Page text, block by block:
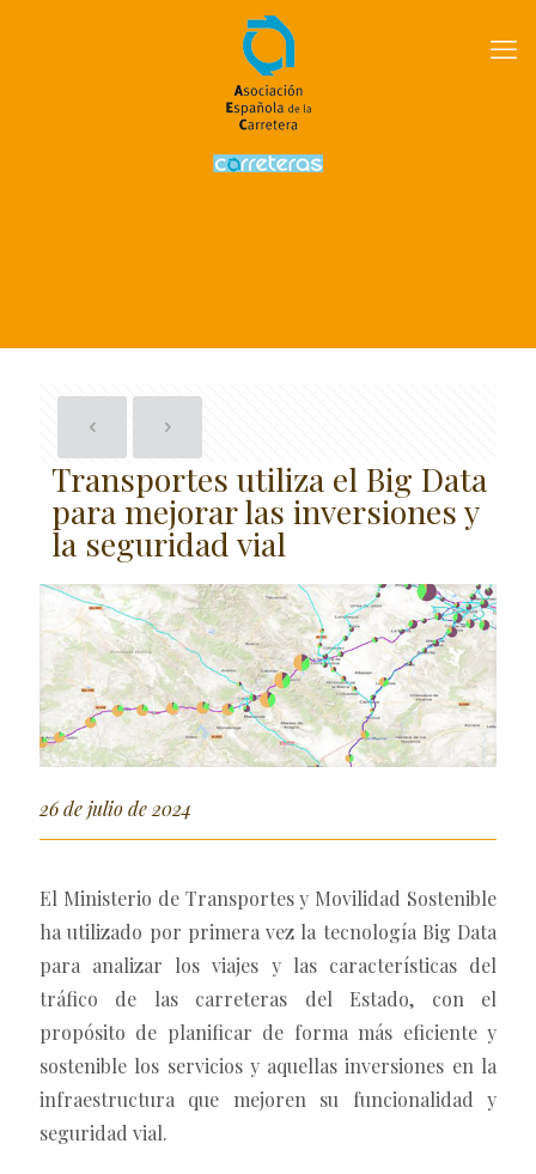
Transportes utiliza el Big Data
para mejorar las inversiones y
la seguridad vial
26 de julio de 2024
El Ministerio de Transportes y Movilidad Sostenible
ha utilizado por primera vez la tecnología Big Data
para analizar los viajes y las características del
tráfico de las carreteras del Estado, con el
propósito de planificar de forma más eficiente y
sostenible los servicios y aquellas inversiones en la
infraestructura que mejoren su funcionalidad y
seguridad vial.